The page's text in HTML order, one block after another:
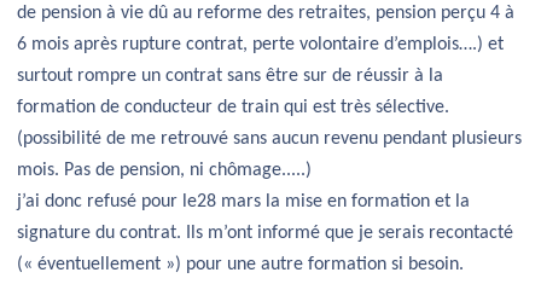
de pension à vie dû au reforme des retraites, pension perçu 4 à
6 mois après rupture contrat, perte volontaire d’emplois….) et
surtout rompre un contrat sans être sur de réussir à la
formation de conducteur de train qui est très sélective.
(possibilité de me retrouvé sans aucun revenu pendant plusieurs
mois. Pas de pension, ni chômage.....)
j’ai donc refusé pour le28 mars la mise en formation et la
signature du contrat. Ils m’ont informé que je serais recontacté
(« éventuellement ») pour une autre formation si besoin.